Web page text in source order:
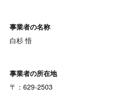
事業者の名称
白杉 悟
事業者の所在地
〒：629-2503